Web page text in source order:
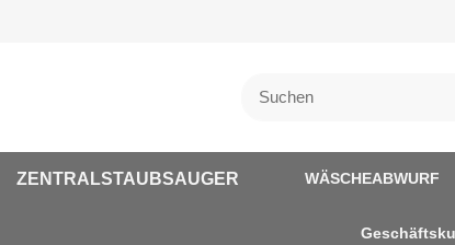
ZENTRALSTAUBSAUGER WÄSCHEABWURF